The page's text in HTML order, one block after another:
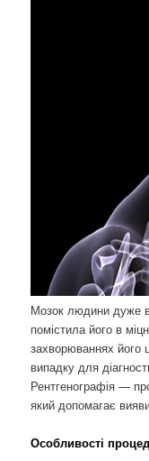
Мозок людини дуже
помістила його в
захворюваннях його
випадку для
Рентгенографія —
який допомагає
Особливості